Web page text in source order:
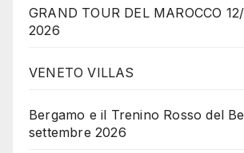
GRAND TOUR DEL MAROCCO
2026
VENETO VILLAS
Bergamo e il Trenino Rosso del
settembre 2026